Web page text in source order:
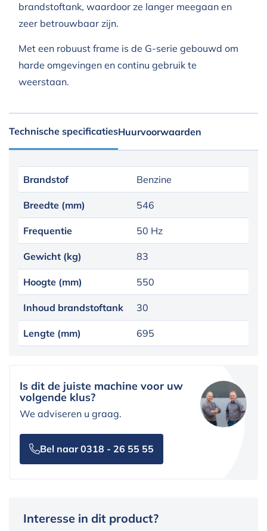
brandstoftank, waardoor ze langer meegaan en
zeer betrouwbaar zijn.
Met een robuust frame is de G-serie gebouwd om
harde omgevingen en continu gebruik te
weerstaan.
Technische specificatiesHuurvoorwaarden
Brandstof Benzine
Breedte (mm) 546
Frequentie 50 Hz
Gewicht (kg) 83
Hoogte (mm) 550
Inhoud brandstoftank 30
Lengte (mm) 695
Is dit de juiste machine voor uw
volgende klus?
We adviseren u graag.
Bel naar 0318 - 26 55 55
Interesse in dit product?